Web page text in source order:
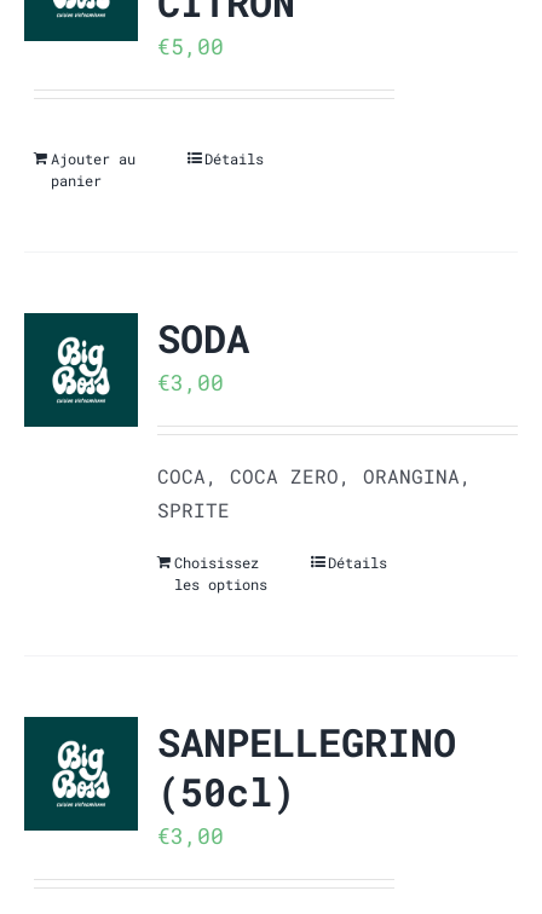
€5,00
Ajouter au
panier
Détails
SODA
€3,00
COCA, COCA ZERO, ORANGINA,
SPRITE
Choisissez
les options
Détails
SANPELLEGRINO
(50cl)
€3,00